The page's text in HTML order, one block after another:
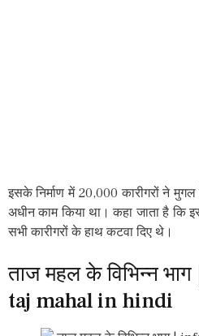
इसके निर्माण में 20,000 कारीगरों ने
अधीन काम किया था। कहा जाता है कि
सभी कारीगरों के हाथ कटवा दिए थे।
ताज महल के विभिन्न
taj mahal in hindi